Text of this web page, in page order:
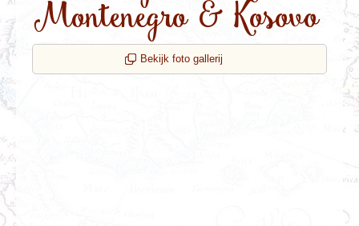
Montenegro & Kosovo
Bekijk foto gallerij